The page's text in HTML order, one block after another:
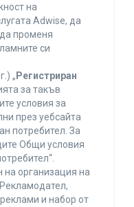
на
Adwise, да
променя
си
„ Регистриран
за такъв
условия за
през уебсайта
потребител. За
Общи условия
на организация на
и набор от